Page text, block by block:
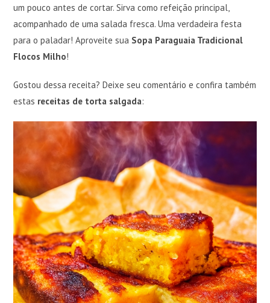
um pouco antes de cortar. Sirva como refeição principal,
acompanhado de uma salada fresca. Uma verdadeira festa
para o paladar! Aproveite sua Sopa Paraguaia Tradicional
Flocos Milho!
Gostou dessa receita? Deixe seu comentário e confira também
estas receitas de torta salgada: